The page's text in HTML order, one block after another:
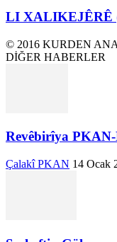
LI XALIKEJÊRÊ
© 2016 KURDEN
DİĞER HABERLER
Revêbirîya
Çalakî PKAN 14 Ocak